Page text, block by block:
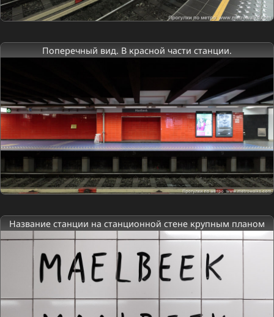
Поперечный вид. В красной части станции.
Название станции на станционной стене крупным планом